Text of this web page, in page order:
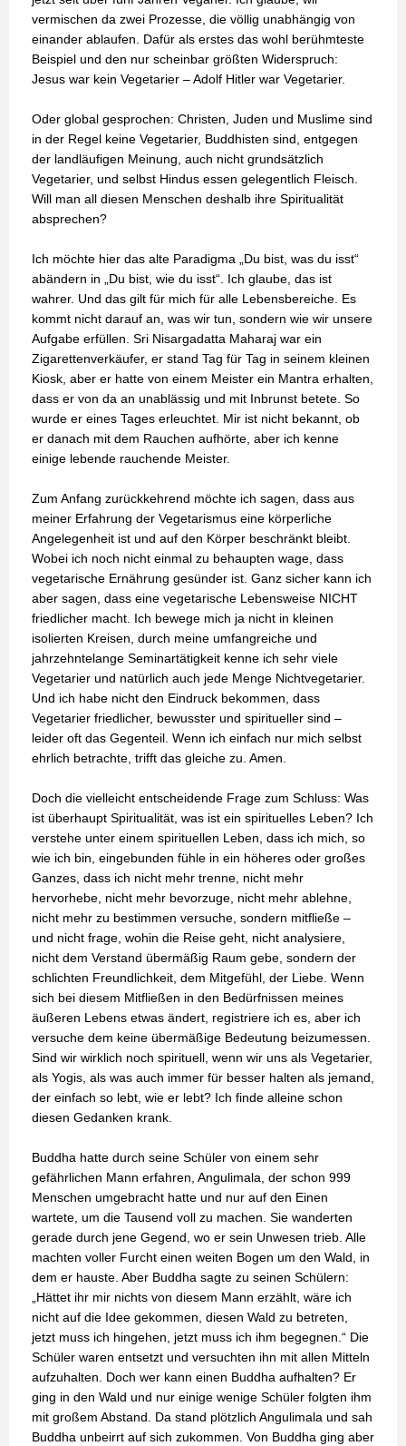
vermischen da zwei Prozesse, die völlig unabhängig von
einander ablaufen. Dafür als erstes das wohl berühmteste
Beispiel und den nur scheinbar größten Widerspruch:
Jesus war kein Vegetarier – Adolf Hitler war Vegetarier.
Oder global gesprochen: Christen, Juden und Muslime sind
in der Regel keine Vegetarier, Buddhisten sind, entgegen
der landläufigen Meinung, auch nicht grundsätzlich
Vegetarier, und selbst Hindus essen gelegentlich Fleisch.
Will man all diesen Menschen deshalb ihre Spiritualität
absprechen?
Ich möchte hier das alte Paradigma „Du bist, was du isst“
abändern in „Du bist, wie du isst“. Ich glaube, das ist
wahrer. Und das gilt für mich für alle Lebensbereiche. Es
kommt nicht darauf an, was wir tun, sondern wie wir unsere
Aufgabe erfüllen. Sri Nisargadatta Maharaj war ein
Zigarettenverkäufer, er stand Tag für Tag in seinem kleinen
Kiosk, aber er hatte von einem Meister ein Mantra erhalten,
dass er von da an unablässig und mit Inbrunst betete. So
wurde er eines Tages erleuchtet. Mir ist nicht bekannt, ob
er danach mit dem Rauchen aufhörte, aber ich kenne
einige lebende rauchende Meister.
Zum Anfang zurückkehrend möchte ich sagen, dass aus
meiner Erfahrung der Vegetarismus eine körperliche
Angelegenheit ist und auf den Körper beschränkt bleibt.
Wobei ich noch nicht einmal zu behaupten wage, dass
vegetarische Ernährung gesünder ist. Ganz sicher kann ich
aber sagen, dass eine vegetarische Lebensweise NICHT
friedlicher macht. Ich bewege mich ja nicht in kleinen
isolierten Kreisen, durch meine umfangreiche und
jahrzehntelange Seminartätigkeit kenne ich sehr viele
Vegetarier und natürlich auch jede Menge Nichtvegetarier.
Und ich habe nicht den Eindruck bekommen, dass
Vegetarier friedlicher, bewusster und spiritueller sind –
leider oft das Gegenteil. Wenn ich einfach nur mich selbst
ehrlich betrachte, trifft das gleiche zu. Amen.
Doch die vielleicht entscheidende Frage zum Schluss: Was
ist überhaupt Spiritualität, was ist ein spirituelles Leben? Ich
verstehe unter einem spirituellen Leben, dass ich mich, so
wie ich bin, eingebunden fühle in ein höheres oder großes
Ganzes, dass ich nicht mehr trenne, nicht mehr
hervorhebe, nicht mehr bevorzuge, nicht mehr ablehne,
nicht mehr zu bestimmen versuche, sondern mitfließe –
und nicht frage, wohin die Reise geht, nicht analysiere,
nicht dem Verstand übermäßig Raum gebe, sondern der
schlichten Freundlichkeit, dem Mitgefühl, der Liebe. Wenn
sich bei diesem Mitfließen in den Bedürfnissen meines
äußeren Lebens etwas ändert, registriere ich es, aber ich
versuche dem keine übermäßige Bedeutung beizumessen.
Sind wir wirklich noch spirituell, wenn wir uns als Vegetarier,
als Yogis, als was auch immer für besser halten als jemand,
der einfach so lebt, wie er lebt? Ich finde alleine schon
diesen Gedanken krank.
Buddha hatte durch seine Schüler von einem sehr
gefährlichen Mann erfahren, Angulimala, der schon 999
Menschen umgebracht hatte und nur auf den Einen
wartete, um die Tausend voll zu machen. Sie wanderten
gerade durch jene Gegend, wo er sein Unwesen trieb. Alle
machten voller Furcht einen weiten Bogen um den Wald, in
dem er hauste. Aber Buddha sagte zu seinen Schülern:
„Hättet ihr mir nichts von diesem Mann erzählt, wäre ich
nicht auf die Idee gekommen, diesen Wald zu betreten,
jetzt muss ich hingehen, jetzt muss ich ihm begegnen.“ Die
Schüler waren entsetzt und versuchten ihn mit allen Mitteln
aufzuhalten. Doch wer kann einen Buddha aufhalten? Er
ging in den Wald und nur einige wenige Schüler folgten ihm
mit großem Abstand. Da stand plötzlich Angulimala und sah
Buddha unbeirrt auf sich zukommen. Von Buddha ging aber